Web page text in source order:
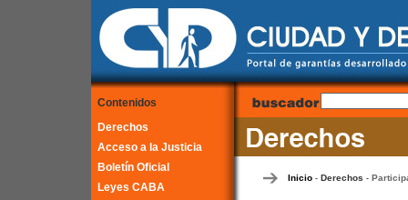
Contenidos
Derechos
Acceso a la Justicia
Boletín Oficial
Leyes CABA
Inicio- Derechos -